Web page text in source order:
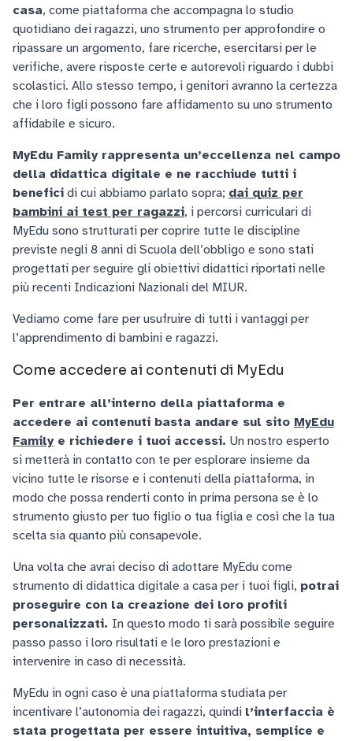
casa, come piattaforma che accompagna lo studio
quotidiano dei ragazzi, uno strumento per approfondire o
ripassare un argomento, fare ricerche, esercitarsi per le
verifiche, avere risposte certe e autorevoli riguardo i dubbi
scolastici. Allo stesso tempo, i genitori avranno la certezza
che i loro figli possono fare affidamento su uno strumento
affidabile e sicuro.
MyEdu Family rappresenta un’eccellenza nel campo
della didattica digitale e ne racchiude tutti i
benefici di cui abbiamo parlato sopra; dai quiz per
bambini ai test per ragazzi, i percorsi curriculari di
MyEdu sono strutturati per coprire tutte le discipline
previste negli 8 anni di Scuola dell’obbligo e sono stati
progettati per seguire gli obiettivi didattici riportati nelle
più recenti Indicazioni Nazionali del MIUR.
Vediamo come fare per usufruire di tutti i vantaggi per
l’apprendimento di bambini e ragazzi.
Come accedere ai contenuti di MyEdu
Per entrare all’interno della piattaforma e
accedere ai contenuti basta andare sul sito MyEdu
Family e richiedere i tuoi accessi. Un nostro esperto
si metterà in contatto con te per esplorare insieme da
vicino tutte le risorse e i contenuti della piattaforma, in
modo che possa renderti conto in prima persona se è lo
strumento giusto per tuo figlio o tua figlia e così che la tua
scelta sia quanto più consapevole.
Una volta che avrai deciso di adottare MyEdu come
strumento di didattica digitale a casa per i tuoi figli, potrai
proseguire con la creazione dei loro profili
personalizzati. In questo modo ti sarà possibile seguire
passo passo i loro risultati e le loro prestazioni e
intervenire in caso di necessità.
MyEdu in ogni caso è una piattaforma studiata per
incentivare l’autonomia dei ragazzi, quindi l’interfaccia è
stata progettata per essere intuitiva, semplice e